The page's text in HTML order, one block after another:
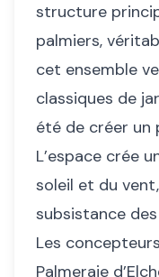
structure
palmiers,
cet ensemble
classiques de
été de créer un
L’espace crée
soleil et du
subsistance
Les
Palmeraie